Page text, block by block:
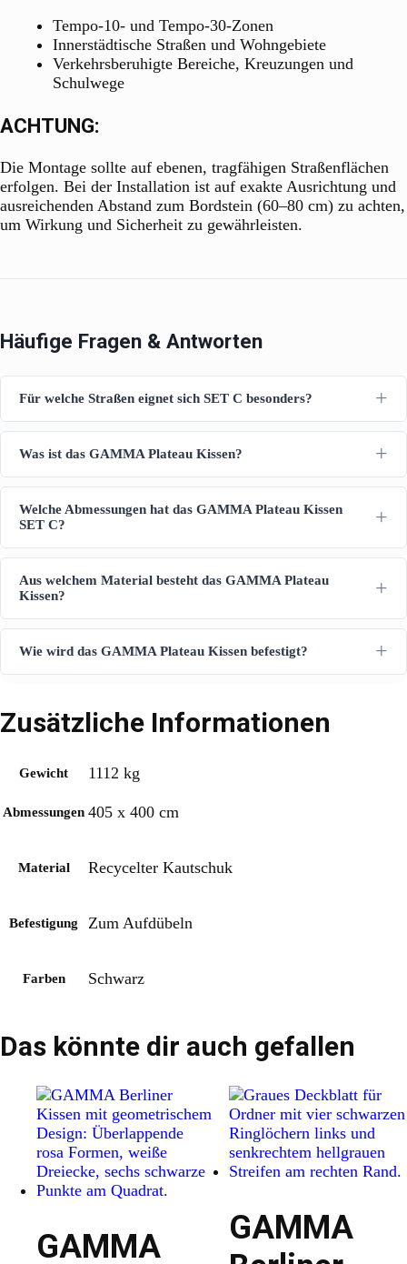
Tempo-10- und Tempo-30-Zonen
Innerstädtische Straßen und Wohngebiete
Verkehrsberuhigte Bereiche, Kreuzungen und
Schulwege
ACHTUNG:
Die Montage sollte auf ebenen, tragfähigen Straßenflächen
erfolgen. Bei der Installation ist auf exakte Ausrichtung und
ausreichenden Abstand zum Bordstein (60–80 cm) zu achten,
um Wirkung und Sicherheit zu gewährleisten.
Häufige Fragen & Antworten
Für welche Straßen eignet sich SET C besonders?
Was ist das GAMMA Plateau Kissen?
Welche Abmessungen hat das GAMMA Plateau Kissen
SET C?
Aus welchem Material besteht das GAMMA Plateau
Kissen?
Wie wird das GAMMA Plateau Kissen befestigt?
Zusätzliche Informationen
Gewicht 1112 kg
Abmessungen 405 x 400 cm
Material Recycelter Kautschuk
Befestigung Zum Aufdübeln
Farben Schwarz
Das könnte dir auch gefallen
GAMMA
GAMMA